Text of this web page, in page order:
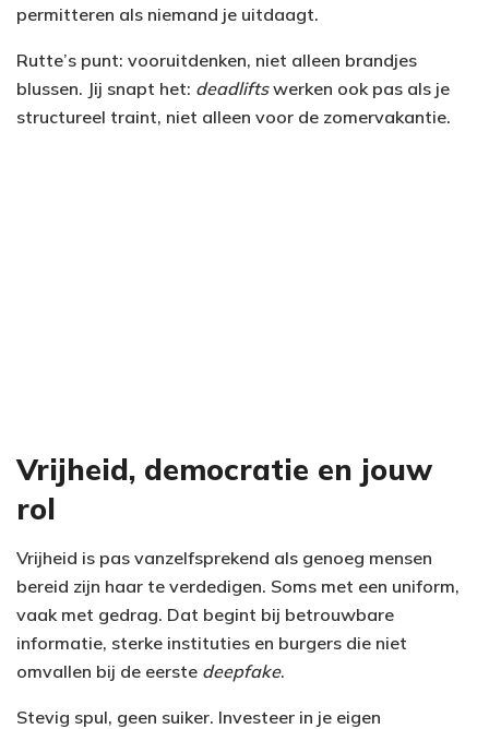
permitteren als niemand je uitdaagt.
Rutte’s punt: vooruitdenken, niet alleen brandjes
blussen. Jij snapt het: deadliftswerken ook pas als je
structureel traint, niet alleen voor de zomervakantie.
Vrijheid, democratie en jouw
rol
Vrijheid is pas vanzelfsprekend als genoeg mensen
bereid zijn haar te verdedigen. Soms met een uniform,
vaak met gedrag. Dat begint bij betrouwbare
informatie, sterke instituties en burgers die niet
omvallen bij de eerste deepfake.
Stevig spul, geen suiker. Investeer in je eigen